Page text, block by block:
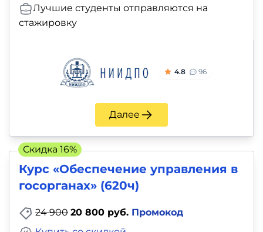
Лучшие студенты отправляются на
стажировку
4.8 96
Далее
Курс «Обеспечение управления в
госорганах» (620ч)
24 900 20 800 руб. Промокод
Скидка 16%